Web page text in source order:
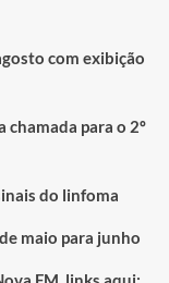
com exibição
para o 2º
do linfoma
maio para junho